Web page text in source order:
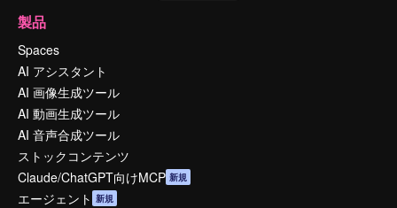
製品
Spaces
AI アシスタント
AI 画像生成ツール
AI 動画生成ツール
AI 音声合成ツール
ストックコンテンツ
Claude/ChatGPT向けMCP 新規
エージェント 新規